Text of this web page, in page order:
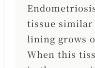
tissue
lining grows
When this